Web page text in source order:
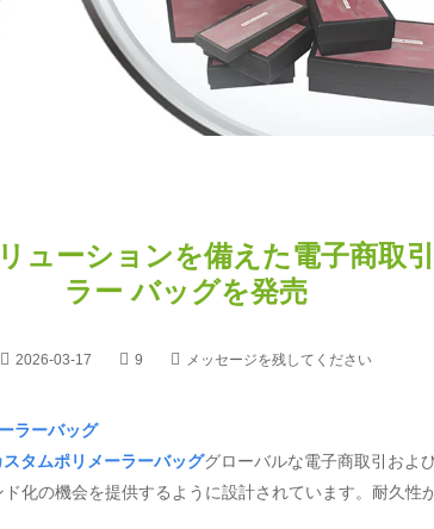
ューションを備えた電子商取
ラー バッグを発売
2026-03-17 9 メッセージを残してください
ラーバッグ
スタムポリメーラーバッググローバルな電子商取引およ
化の機会を提供するように設計されています。耐久